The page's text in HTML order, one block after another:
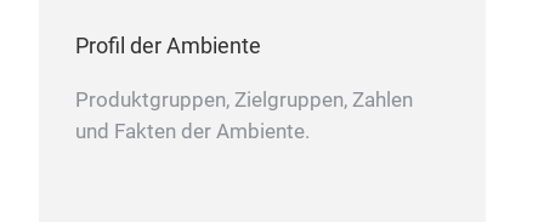
Profil der Ambiente
Produktgruppen, Zielgruppen, Zahlen
und Fakten der Ambiente.